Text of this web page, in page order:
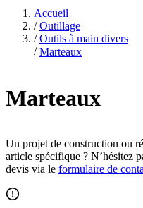
Accueil
/ Outillage
/ Outils à main divers
/ Marteaux
Marteaux
Un projet de construction ou
article spécifique ? N’hésitez
devis via le formulaire de